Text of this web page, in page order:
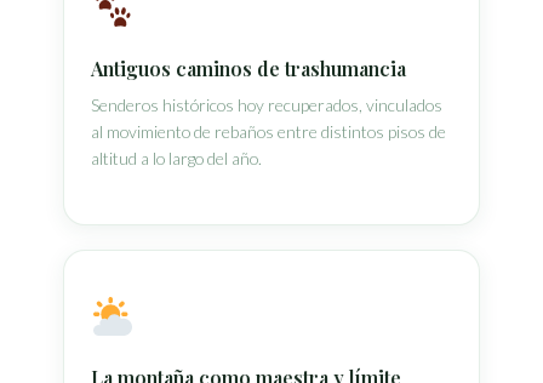
Antiguos caminos de trashumancia
Senderos históricos hoy recuperados, vinculados
al movimiento de rebaños entre distintos pisos de
altitud a lo largo del año.
La montaña como maestra y límite